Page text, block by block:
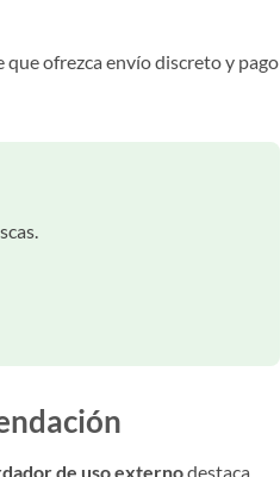
que ofrezca envío discreto y pago
de uso externodestaca